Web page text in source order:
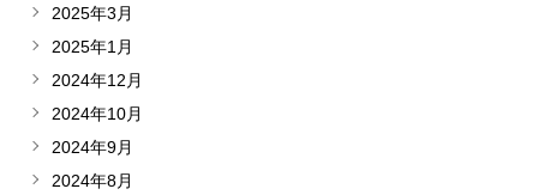
2025年3月
2025年1月
2024年12月
2024年10月
2024年9月
2024年8月